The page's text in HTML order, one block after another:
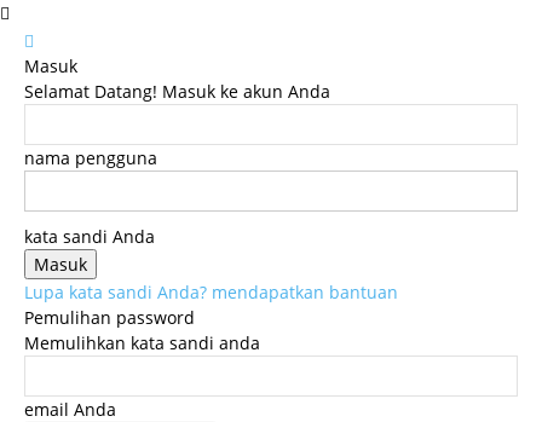
Masuk
Selamat Datang! Masuk ke akun Anda
nama pengguna
kata sandi Anda
Lupa kata sandi Anda? mendapatkan bantuan
Pemulihan password
Memulihkan kata sandi anda
email Anda